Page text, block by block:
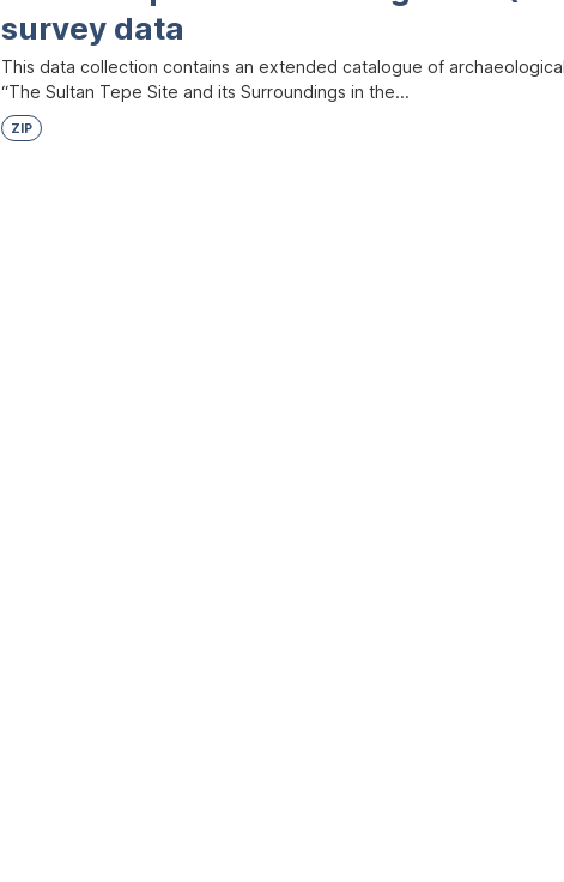
survey data
This data collection contains an extended catalogue of
“The Sultan Tepe Site and its Surroundings in the...
ZIP